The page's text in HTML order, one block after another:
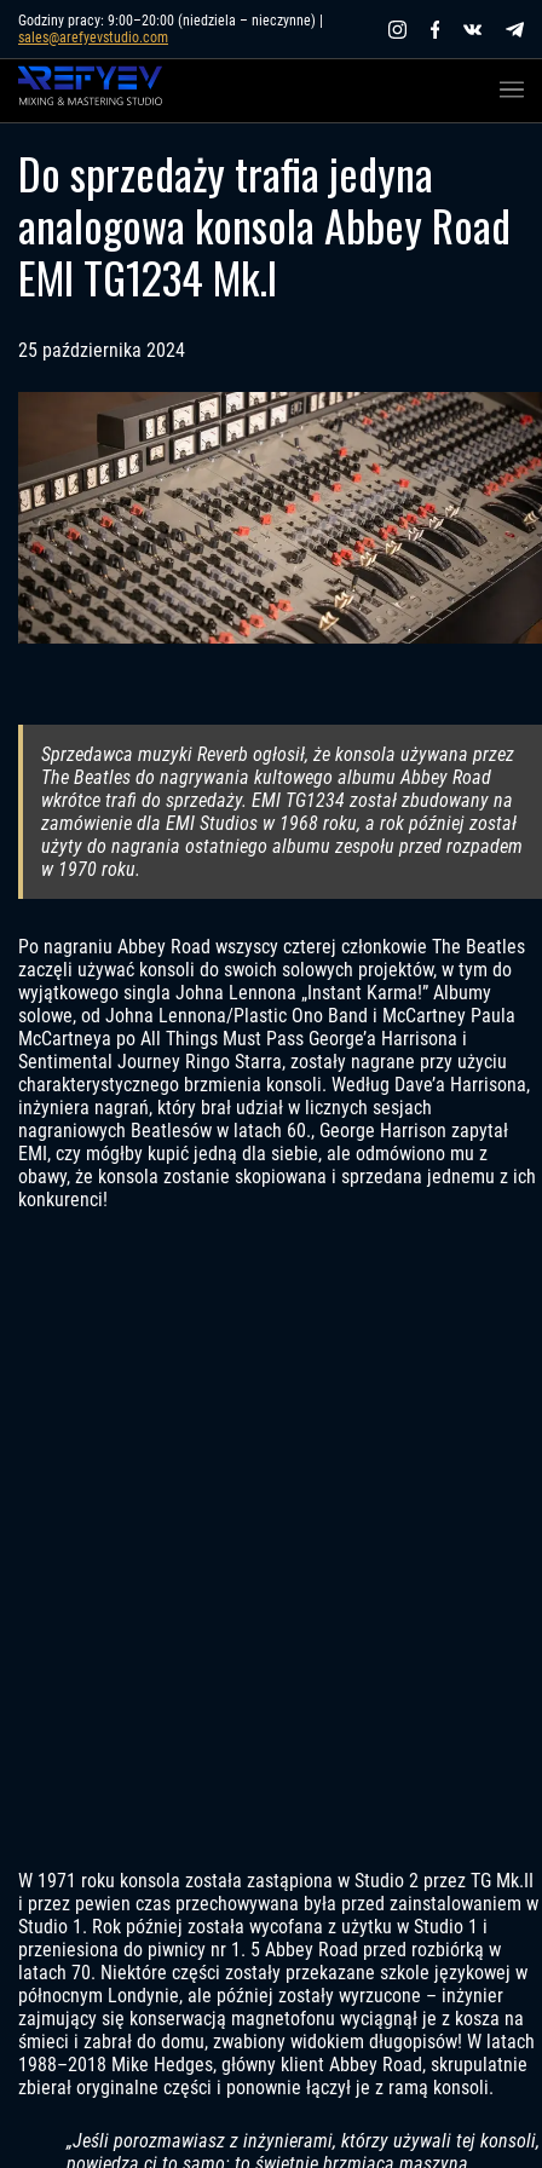
Skip
content
Godziny pracy: 9:00–20:00 (niedziela – nieczynne) |
sales@arefyevstudio.com
Do sprzedaży trafia jedyna
analogowa konsola Abbey Road
EMI TG1234 Mk.I
25 października 2024
Sprzedawca muzyki Reverb ogłosił, że konsola używana przez
The Beatles do nagrywania kultowego albumu Abbey Road
wkrótce trafi do sprzedaży. EMI TG1234 został zbudowany na
zamówienie dla EMI Studios w 1968 roku, a rok później został
użyty do nagrania ostatniego albumu zespołu przed rozpadem
w 1970 roku.
Po nagraniu Abbey Road wszyscy czterej członkowie The Beatles
zaczęli używać konsoli do swoich solowych projektów, w tym do
wyjątkowego singla Johna Lennona „Instant Karma!” Albumy
solowe, od Johna Lennona/Plastic Ono Band i McCartney Paula
McCartneya po All Things Must Pass George’a Harrisona i
Sentimental Journey Ringo Starra, zostały nagrane przy użyciu
charakterystycznego brzmienia konsoli. Według Dave’a Harrisona,
inżyniera nagrań, który brał udział w licznych sesjach
nagraniowych Beatlesów w latach 60., George Harrison zapytał
EMI, czy mógłby kupić jedną dla siebie, ale odmówiono mu z
obawy, że konsola zostanie skopiowana i sprzedana jednemu z ich
konkurenci!
W 1971 roku konsola została zastąpiona w Studio 2 przez TG Mk.II
i przez pewien czas przechowywana była przed zainstalowaniem w
Studio 1. Rok później została wycofana z użytku w Studio 1 i
przeniesiona do piwnicy nr 1. 5 Abbey Road przed rozbiórką w
latach 70. Niektóre części zostały przekazane szkole językowej w
północnym Londynie, ale później zostały wyrzucone – inżynier
zajmujący się konserwacją magnetofonu wyciągnął je z kosza na
śmieci i zabrał do domu, zwabiony widokiem długopisów! W latach
1988–2018 Mike Hedges, główny klient Abbey Road, skrupulatnie
zbierał oryginalne części i ponownie łączył je z ramą konsoli.
„Jeśli porozmawiasz z inżynierami, którzy używali tej konsoli,